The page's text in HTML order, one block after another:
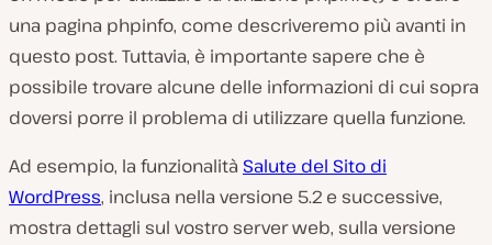
una pagina phpinfo, come descriveremo più avanti in
questo post. Tuttavia, è importante sapere che è
possibile trovare alcune delle informazioni di cui sopra
doversi porre il problema di utilizzare quella funzione.
Ad esempio, la funzionalità Salute del Sito di
WordPress, inclusa nella versione 5.2 e successive,
mostra dettagli sul vostro server web, sulla versione